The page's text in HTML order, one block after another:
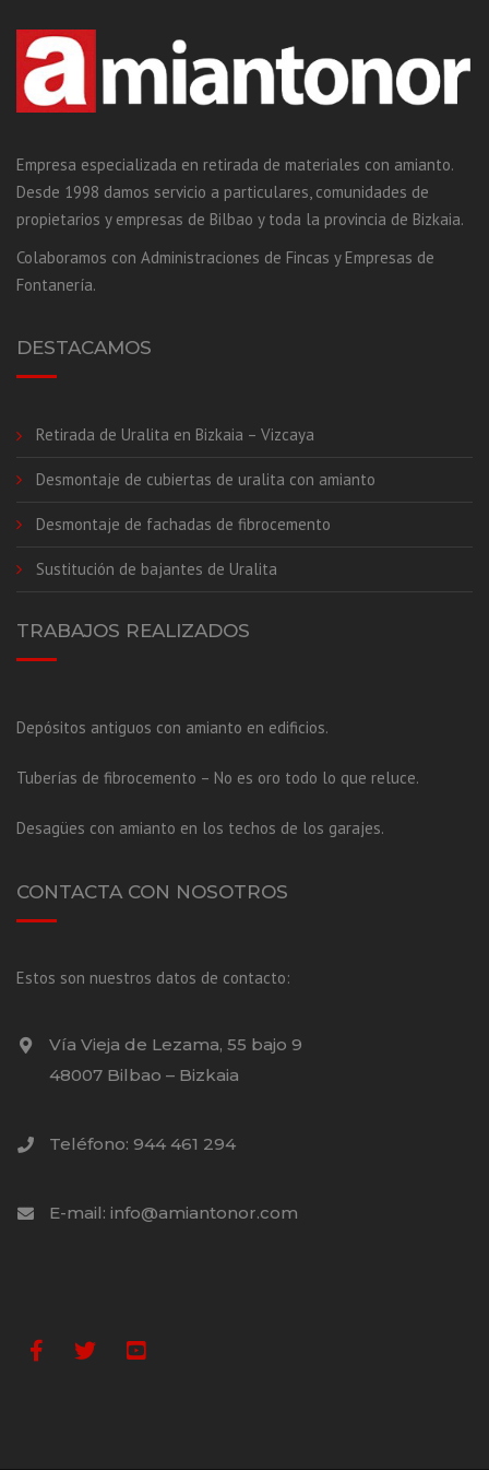
Empresa especializada en retirada de materiales con amianto.
Desde 1998 damos servicio a particulares, comunidades de
propietarios y empresas de Bilbao y toda la provincia de Bizkaia.
Colaboramos con Administraciones de Fincas y Empresas de
Fontanería.
DESTACAMOS
Retirada de Uralita en Bizkaia – Vizcaya
Desmontaje de cubiertas de uralita con amianto
Desmontaje de fachadas de fibrocemento
Sustitución de bajantes de Uralita
TRABAJOS REALIZADOS
Depósitos antiguos con amianto en edificios.
Tuberías de fibrocemento – No es oro todo lo que reluce.
Desagües con amianto en los techos de los garajes.
CONTACTA CON NOSOTROS
Estos son nuestros datos de contacto:
Vía Vieja de Lezama, 55 bajo 9
48007 Bilbao – Bizkaia
Teléfono: 944 461 294
E-mail: info@amiantonor.com
Facebook
TwitterYoutube